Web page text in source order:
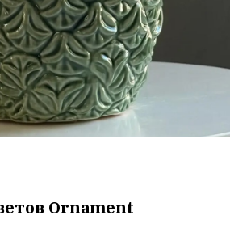
Ornament